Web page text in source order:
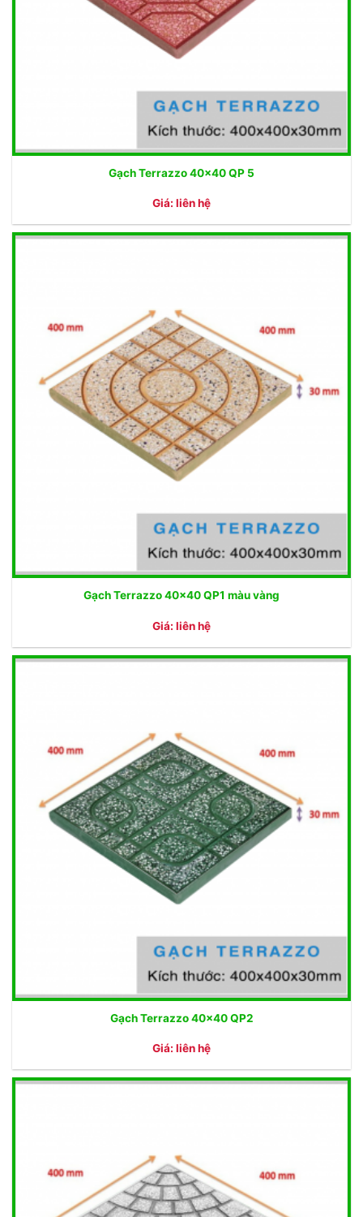
Gạch Terrazzo 40×40 QP 5
Giá: liên hệ
Gạch Terrazzo 40×40 QP1 màu vàng
Giá: liên hệ
Gạch Terrazzo 40×40 QP2
Giá: liên hệ